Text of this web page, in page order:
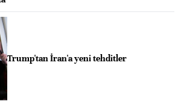
Trump'tan İran'a yeni tehditler